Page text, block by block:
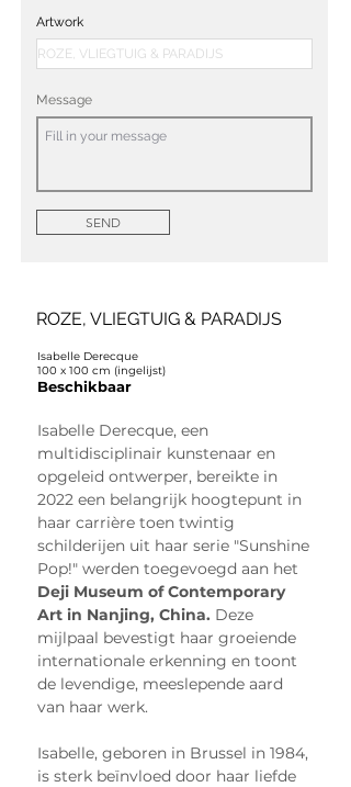
Artwork
Message
SEND
ROZE, VLIEGTUIG & PARADIJS
Isabelle Derecque
100 x 100 cm (ingelijst)
Beschikbaar
Isabelle Derecque, een
multidisciplinair kunstenaar en
opgeleid ontwerper, bereikte in
2022 een belangrijk hoogtepunt in
haar carrière toen twintig
schilderijen uit haar serie "Sunshine
Pop!" werden toegevoegd aan het
Deji Museum of Contemporary
Art in Nanjing, China. Deze
mijlpaal bevestigt haar groeiende
internationale erkenning en toont
de levendige, meeslepende aard
van haar werk.
Isabelle, geboren in Brussel in 1984,
is sterk beïnvloed door haar liefde